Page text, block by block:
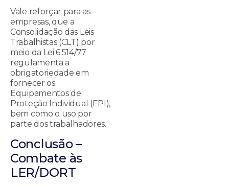
Vale reforçar para as
empresas, que a
Consolidação das Leis
Trabalhistas (CLT) por
meio da Lei 6.514/77
regulamenta a
obrigatoriedade em
fornecer os
Equipamentos de
Proteção Individual (EPI),
bem como o uso por
parte dos trabalhadores.
Conclusão –
Combate às
LER/DORT